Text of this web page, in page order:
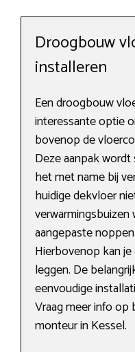
Droogbouw
installeren
Een droogbouw
interessante optie
bovenop de
Deze aanpak
het met name bij
huidige dekvloer
aangepaste
Hierbovenop kan
leggen. De
eenvoudige
Vraag meer info op
monteur in Kessel.